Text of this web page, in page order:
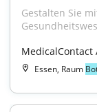
Gestalten Sie
MedicalContact
Essen, Raum